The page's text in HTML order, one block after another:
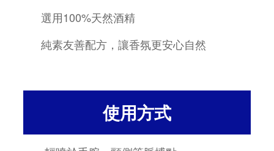
選用100%天然酒精
純素友善配方，讓香氛更安心自然
使用方式